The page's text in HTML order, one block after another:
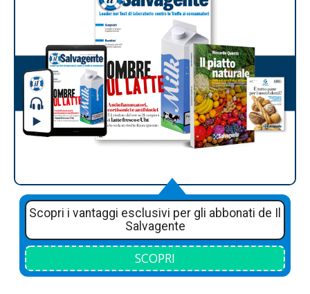
Scopri i vantaggi esclusivi per gli abbonati de Il
Salvagente
SCOPRI